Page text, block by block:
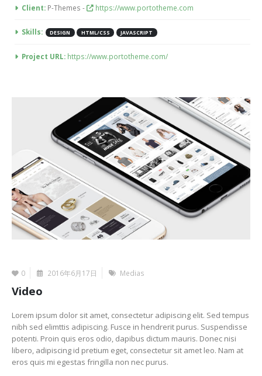
More Information
Client: P-Themes - https://www.portotheme.com
Skills: DESIGN HTML/CSS JAVASCRIPT
Project URL: https://www.portotheme.com/
0 2016年6月17日 Medias
Video
Lorem ipsum dolor sit amet, consectetur adipiscing elit. Sed tempus
nibh sed elimttis adipiscing. Fusce in hendrerit purus. Suspendisse
potenti. Proin quis eros odio, dapibus dictum mauris. Donec nisi
libero, adipiscing id pretium eget, consectetur sit amet leo. Nam at
eros quis mi egestas fringilla non nec purus.